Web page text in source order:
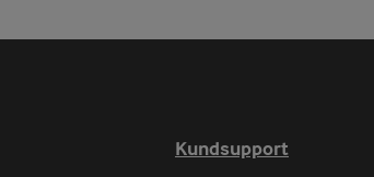
Kundsupport